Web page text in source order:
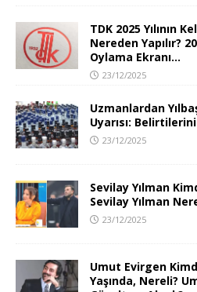
TDK 2025 Yılının
Nereden Yapılır?
Oylama Ekranı…
23/12/2025
Uzmanlardan
Uyarısı:
23/12/2025
Sevilay Yılman
Sevilay Yılman
23/12/2025
Umut Evirgen
Yaşında, Nereli?